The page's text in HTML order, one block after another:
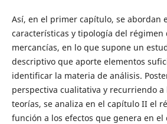
Así, en el primer capítulo, se abordan
características y tipología del régimen
mercancías, en lo que supone un
descriptivo que aporte elementos
identificar la materia de análisis.
perspectiva cualitativa y recurriendo
teorías, se analiza en el capítulo II el
función a los efectos que genera en el